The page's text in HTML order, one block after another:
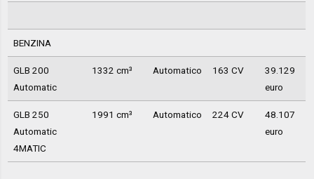
BENZINA
GLB 200
Automatic
1332 cm³ Automatico 163 CV
39.129
euro
GLB 250
Automatic
4MATIC
1991 cm³ Automatico 224 CV
48.107
euro